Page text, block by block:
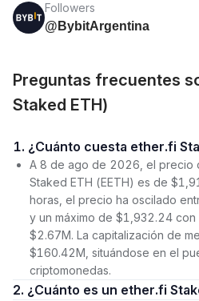
Followers
@BybitArgentina
Preguntas frecuentes
Staked ETH)
1. ¿Cuánto cuesta ether.fi
A 8 de ago de 2026, el precio
Staked ETH (EETH) es de
horas, el precio ha oscilado
y un máximo de $1,932.24
$2.67M. La capitalización de
$160.42M, situándose en el
criptomonedas.
2. ¿Cuánto es un ether.fi